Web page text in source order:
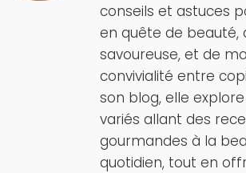
conseils et astuces
en quête de beauté,
savoureuse, et de
convivialité entre
son blog, elle
variés allant des
gourmandes à la
quotidien, tout en